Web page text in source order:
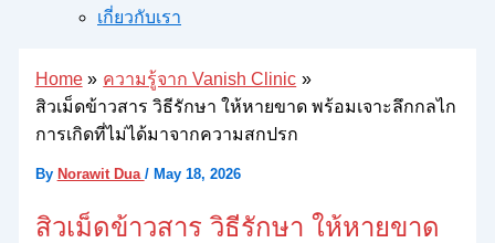
เกี่ยวกับเรา
Home
ความรู้จาก Vanish Clinic
สิวเม็ดข้าวสาร วิธีรักษา ให้หายขาด พร้อมเจาะลึกกลไก
การเกิดที่ไม่ได้มาจากความสกปรก
By Norawit Dua / May 18, 2026
สิวเม็ดข้าวสาร วิธีรักษา ให้หายขาด